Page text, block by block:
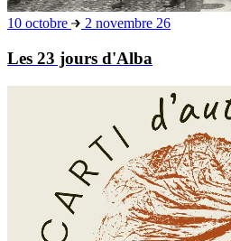
10 octobre 2 novembre 26
Les 23 jours d'Alba